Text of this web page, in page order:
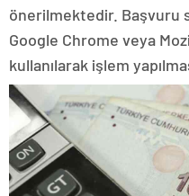
önerilmektedir. Başvuru
Google Chrome veya
kullanılarak işlem